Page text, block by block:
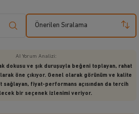
Önerilen Sıralama
AI Yorum Analizi:
dokusu ve şık duruşuyla beğeni toplayan, rahat
öne çıkıyor. Genel olarak görünüm ve kalite
sağlayan, fiyat-performans açısından da tercih
bir seçenek izlenimi veriyor.